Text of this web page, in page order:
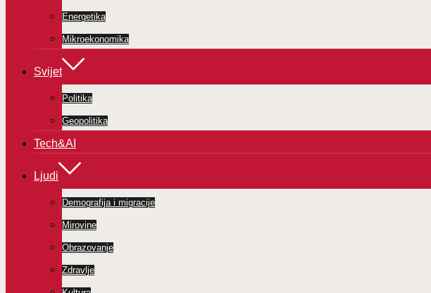
Energetika
Mikroekonomika
Svijet
Politika
Geopolitika
Tech&AI
Ljudi
Demografija i migracije
Mirovine
Obrazovanje
Zdravlje